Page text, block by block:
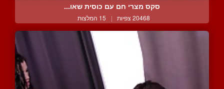
סקס מצרי חם עם כוסית שאו...
20468 צפיות | 15 המלצות